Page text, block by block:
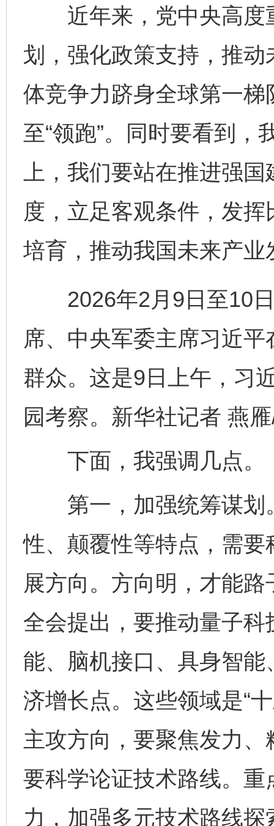
近年来，党中央高度
划，强化政策支持，推
体竞争力跻身全球第一梯
至“领跑”。同时要看到
上，我们要站在推进强
度，立足客观条件，发
培育，推动我国未来产
2026年2月9日至10日
席、中央军委主席习近
群众。这是9日上午，习
园考察。新华社记者 燕
下面，我强调几点。
第一，加强统筹谋划
性、颠覆性等特点，需
展方向。方向明，才能
全会提出，要推动量子
能、脑机接口、具身智
济增长点。这些领域是“
主攻方向，要聚焦发力
要科学论证技术路线。
力，加强多元技术路线